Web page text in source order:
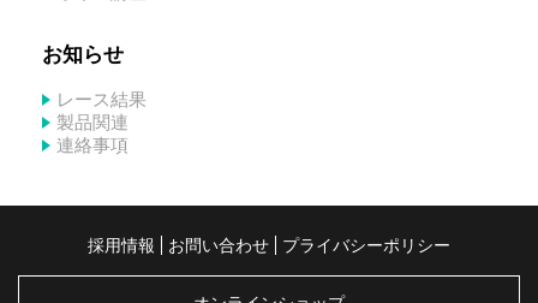
お知らせ
レース結果
製品関連
連絡事項
採用情報 お問い合わせ プライバシーポリシー